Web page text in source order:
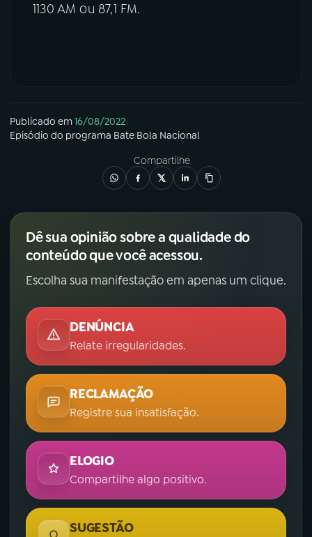
1130 AM ou 87,1 FM.
Publicado em16/08/2022
Episódio do programa Bate Bola Nacional
Compartilhe
Dê sua opinião sobre a qualidade do
conteúdo que você acessou.
Escolha sua manifestação em apenas um clique.
DENÚNCIA
Relate irregularidades.
RECLAMAÇÃO
Registre sua insatisfação.
ELOGIO
Compartilhe algo positivo.
SUGESTÃO